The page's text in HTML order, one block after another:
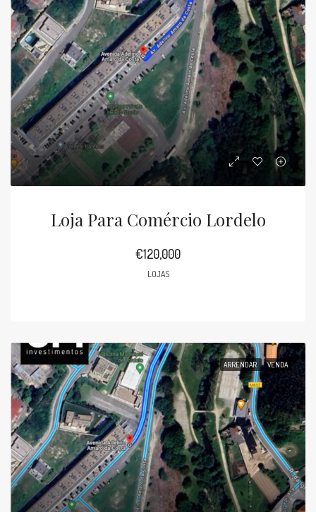
Loja Para Comércio Lordelo
€120,000
LOJAS
ARRENDAR VENDA